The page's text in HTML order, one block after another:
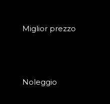
Miglior prezzo
Noleggio